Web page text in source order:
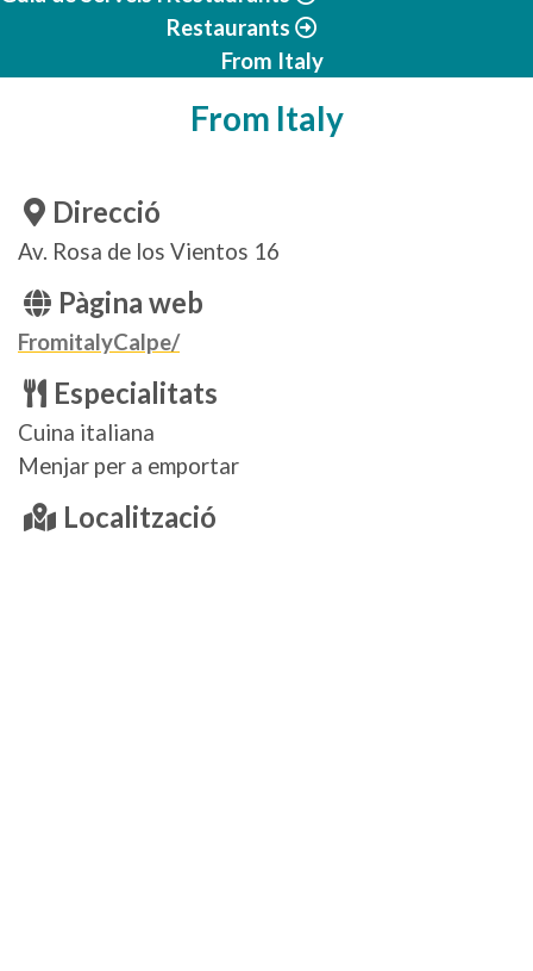
Restaurants
From Italy
From Italy
Direcció
Av. Rosa de los Vientos 16
Pàgina web
FromitalyCalpe/
Especialitats
Cuina italiana
Menjar per a emportar
Localització